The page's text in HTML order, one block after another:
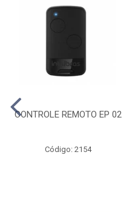
CONTROLE REMOTO EP 02
Código: 2154